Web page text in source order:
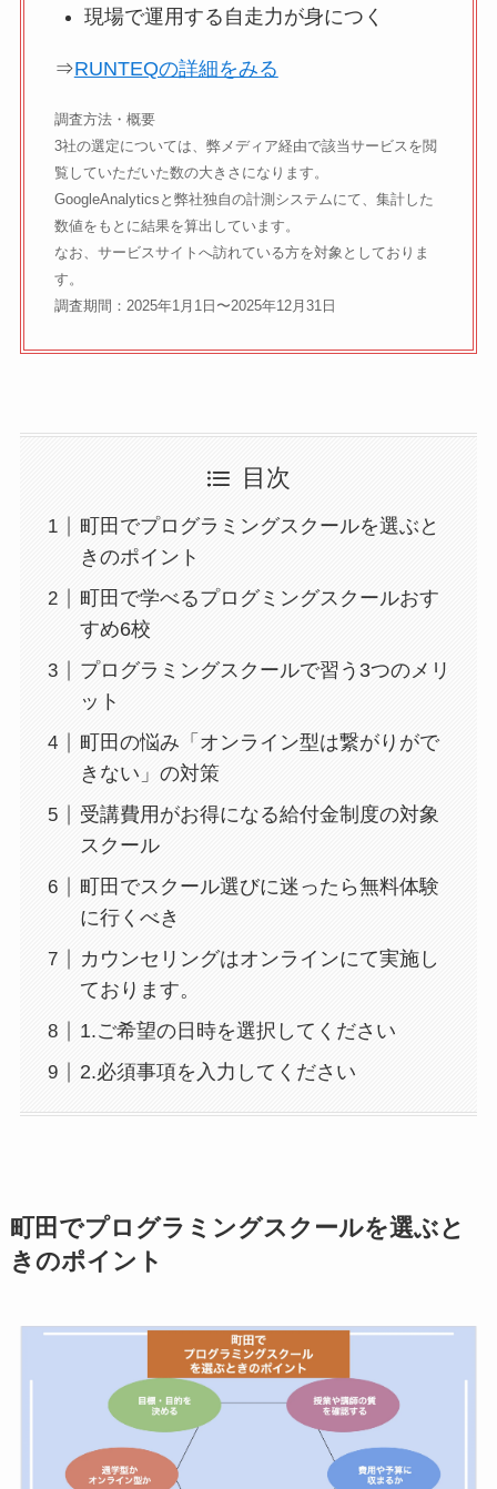
現場で運用する自走力が身につく
⇒RUNTEQの詳細をみる
調査方法・概要
3社の選定については、弊メディア経由で該当サービスを閲
覧していただいた数の大きさになります。
GoogleAnalyticsと弊社独自の計測システムにて、集計した
数値をもとに結果を算出しています。
なお、サービスサイトへ訪れている方を対象としておりま
す。
調査期間：2025年1月1日〜2025年12月31日
目次
町田でプログラミングスクールを選ぶと
きのポイント
町田で学べるプログミングスクールおす
すめ6校
プログラミングスクールで習う3つのメリ
ット
町田の悩み「オンライン型は繋がりがで
きない」の対策
受講費用がお得になる給付金制度の対象
スクール
町田でスクール選びに迷ったら無料体験
に行くべき
カウンセリングはオンラインにて実施し
ております。
1.ご希望の日時を選択してください
2.必須事項を入力してください
町田でプログラミングスクールを選ぶと
きのポイント